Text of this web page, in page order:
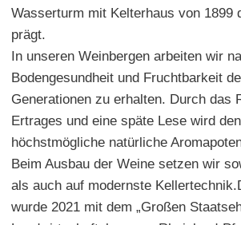
Wasserturm mit Kelterhaus von 1899
prägt.
In unseren Weinbergen arbeiten wir
Bodengesundheit und Fruchtbarkeit
Generationen zu erhalten. Durch das
Ertrages und eine späte Lese wird
höchstmögliche natürliche
Beim Ausbau der Weine setzen wir
als auch auf modernste
wurde 2021 mit dem „Großen